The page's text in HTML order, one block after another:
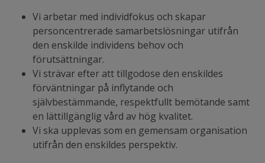
Vi arbetar med individfokus och skapar
personcentrerade samarbetslösningar utifrån
den enskilde individens behov och
förutsättningar.
Vi strävar efter att tillgodose den enskildes
förväntningar på inflytande och
självbestämmande, respektfullt bemötande samt
en lättillgänglig vård av hög kvalitet.
Vi ska upplevas som en gemensam organisation
utifrån den enskildes perspektiv.